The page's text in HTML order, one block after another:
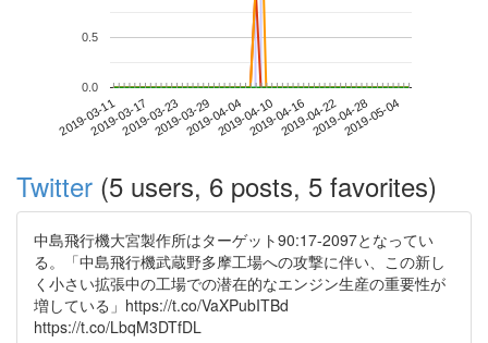
2019-03-112019-03-172019-03-232019-03-292019-04-042019-04-102019-04-162019-04-222019-04-282019-05-04
0.0
0.5
Twitter (5 users, 6 posts, 5 favorites)
中島飛行機大宮製作所はターゲット90:17-2097となってい
る。「中島飛行機武蔵野多摩工場への攻撃に伴い、この新し
く小さい拡張中の工場での潜在的なエンジン生産の重要性が
増している」https://t.co/VaXPubITBd
https://t.co/LbqM3DTfDL